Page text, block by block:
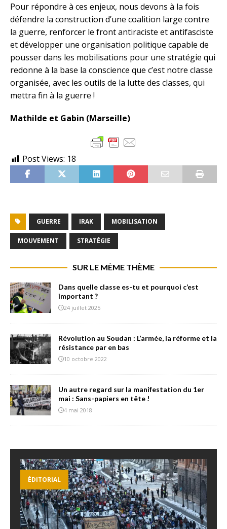
Pour répondre à ces enjeux, nous devons à la fois
défendre la construction d’une coalition large contre
la guerre, renforcer le front antiraciste et antifasciste
et développer une organisation politique capable de
pousser dans les mobilisations pour une stratégie qui
redonne à la base la conscience que c’est notre classe
organisée, avec les outils de la lutte des classes, qui
mettra fin à la guerre !
Mathilde et Gabin (Marseille)
Post Views: 18
GUERRE IRAK MOBILISATION
MOUVEMENT STRATÉGIE
SUR LE MÊME THÈME
Dans quelle classe es-tu et pourquoi c’est
important ?
24 juillet 2025
Révolution au Soudan : L’armée, la réforme et la
résistance par en bas
10 octobre 2022
Un autre regard sur la manifestation du 1er
mai : Sans-papiers en tête !
4 mai 2018
ÉDITORIAL